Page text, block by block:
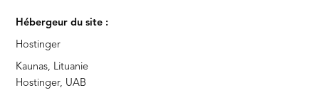
Hébergeur du site :
Hostinger
Kaunas, Lituanie
Hostinger, UAB